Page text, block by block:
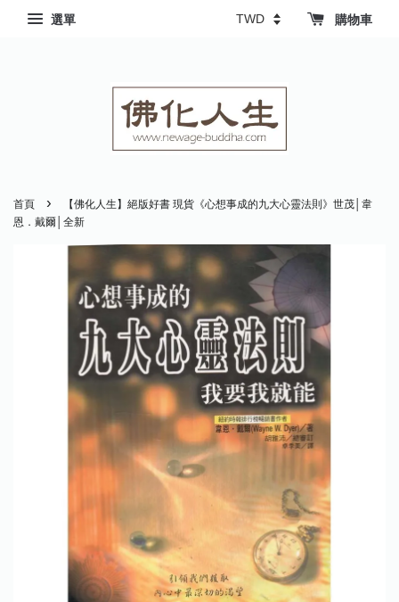
選單 購物車
首頁 ›
【佛化人生】絕版好書 現貨《心想事成的九大心靈法則》世茂│韋
恩．戴爾│全新